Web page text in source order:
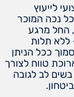
לייעוץ
נכה המוכר
החל מרגע
ללא תלות
ככל הניתן
טווח לצורך
לב לגובה